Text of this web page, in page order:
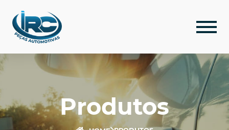
Produtos